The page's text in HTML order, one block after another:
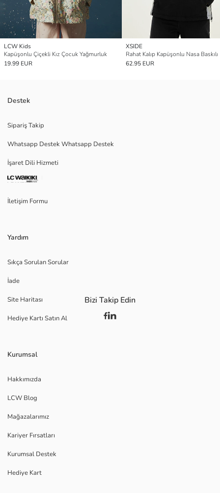
LCW Kids
Kapüşonlu Çiçekli Kız Çocuk Yağmurluk
19.99 EUR
XSIDE
62.95 EUR
Destek
Sipariş Takip
Whatsapp Destek Whatsapp Destek
İşaret Dili Hizmeti
İletişim Formu
Yardım
Sıkça Sorulan Sorular
İade
Site Haritası
Hediye Kartı Satın Al
Kurumsal
Hakkımızda
LCW Blog
Mağazalarımız
Kariyer Fırsatları
Kurumsal Destek
Hediye Kart
Bizi Takip Edin